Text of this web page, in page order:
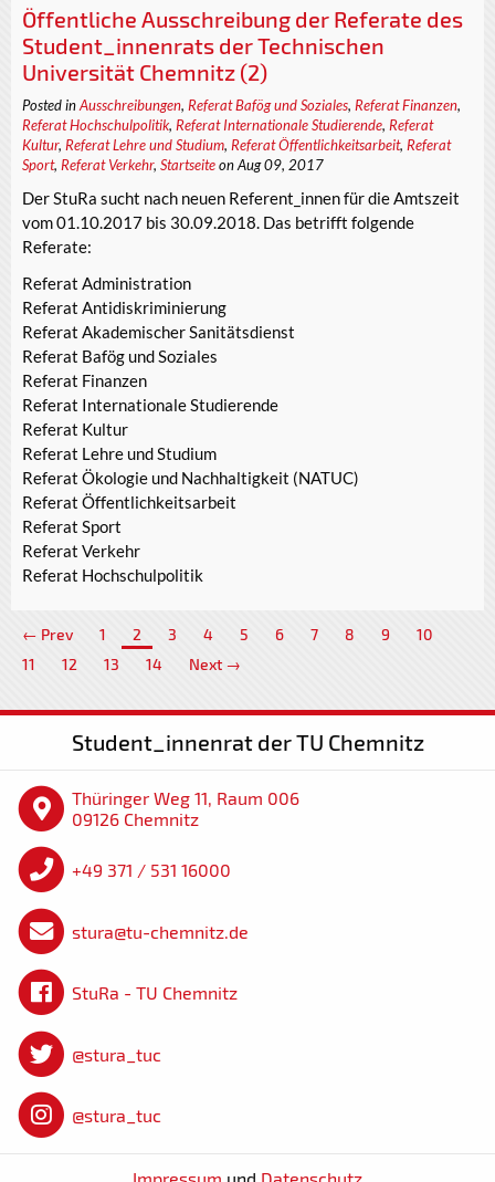
Öffentliche Ausschreibung der Referate des
Student_innenrats der Technischen
Universität Chemnitz (2)
Posted inAusschreibungen, Referat Bafög und Soziales, Referat Finanzen,
Referat Hochschulpolitik, Referat Internationale Studierende, Referat
Kultur, Referat Lehre und Studium, Referat Öffentlichkeitsarbeit, Referat
Sport, Referat Verkehr, Startseiteon Aug 09, 2017
Der StuRa sucht nach neuen Referent_innen für die Amtszeit
vom 01.10.2017 bis 30.09.2018. Das betrifft folgende
Referate:
Referat Administration
Referat Antidiskriminierung
Referat Akademischer Sanitätsdienst
Referat Bafög und Soziales
Referat Finanzen
Referat Internationale Studierende
Referat Kultur
Referat Lehre und Studium
Referat Ökologie und Nachhaltigkeit (NATUC)
Referat Öffentlichkeitsarbeit
Referat Sport
Referat Verkehr
Referat Hochschulpolitik
← Prev 1 2 3 4 5 6 7 8 9
10
11
12 13 14 Next →
Student_innenrat der TU Chemnitz
Thüringer Weg 11, Raum 006
09126 Chemnitz
+49 371 / 531 16000
stura@tu-chemnitz.de
StuRa - TU Chemnitz
@stura_tuc
@stura_tuc